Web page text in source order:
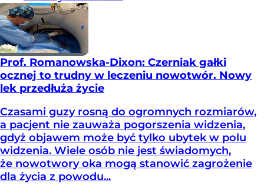
Prof. Romanowska-Dixon: Czerniak gałki
ocznej to trudny w leczeniu nowotwór. Nowy
lek przedłuża życie
Czasami guzy rosną do ogromnych rozmiarów,
a pacjent nie zauważa pogorszenia widzenia,
gdyż objawem może być tylko ubytek w polu
widzenia. Wiele osób nie jest świadomych,
że nowotwory oka mogą stanowić zagrożenie
dla życia z powodu...